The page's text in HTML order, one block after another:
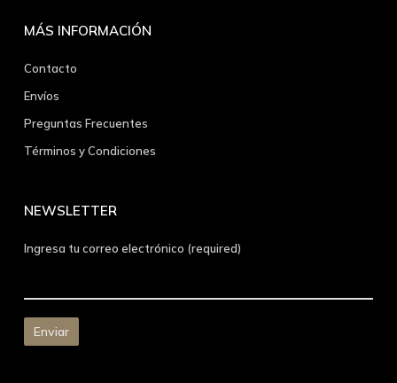
MÁS INFORMACIÓN
Contacto
Envíos
Preguntas Frecuentes
Términos y Condiciones
NEWSLETTER
Ingresa tu correo electrónico (required)